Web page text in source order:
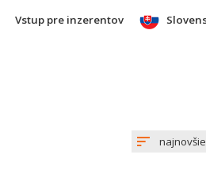
Vstup pre inzerentov
najnovšie